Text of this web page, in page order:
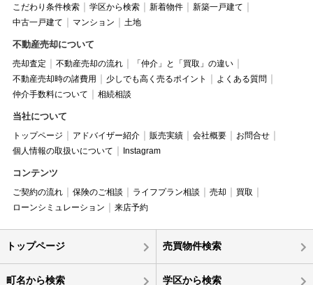
こだわり条件検索 学区から検索 新着物件
新築一戸建て
中古一戸建て
マンション 土地
不動産売却について
売却査定 不動産売却の流れ
「仲介」と「買取」の違い
不動産売却時の諸費用
少しでも高く売るポイント
よくある質問
仲介手数料について
相続相談
当社について
トップページ アドバイザー紹介 販売実績 会社概要
お問合せ
個人情報の取扱いについて
Instagram
コンテンツ
ご契約の流れ 保険のご相談 ライフプラン相談 売却
買取
ローンシミュレーション
来店予約
トップページ 売買物件検索
町名から検索 学区から検索